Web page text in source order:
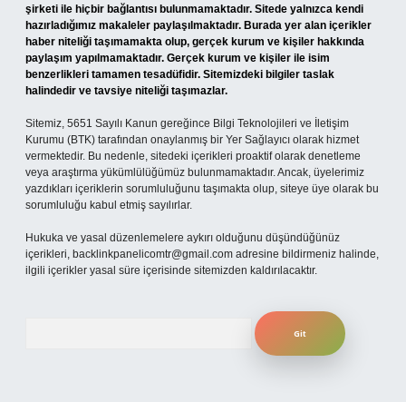
şirketi ile hiçbir bağlantısı bulunmamaktadır. Sitede yalnızca kendi
hazırladığımız makaleler paylaşılmaktadır. Burada yer alan içerikler
haber niteliği taşımamakta olup, gerçek kurum ve kişiler hakkında
paylaşım yapılmamaktadır. Gerçek kurum ve kişiler ile isim
benzerlikleri tamamen tesadüfidir. Sitemizdeki bilgiler taslak
halindedir ve tavsiye niteliği taşımazlar.
Sitemiz, 5651 Sayılı Kanun gereğince Bilgi Teknolojileri ve İletişim
Kurumu (BTK) tarafından onaylanmış bir Yer Sağlayıcı olarak hizmet
vermektedir. Bu nedenle, sitedeki içerikleri proaktif olarak denetleme
veya araştırma yükümlülüğümüz bulunmamaktadır. Ancak, üyelerimiz
yazdıkları içeriklerin sorumluluğunu taşımakta olup, siteye üye olarak bu
sorumluluğu kabul etmiş sayılırlar.
Hukuka ve yasal düzenlemelere aykırı olduğunu düşündüğünüz
içerikleri, backlinkpanelicomtr@gmail.com adresine bildirmeniz halinde,
ilgili içerikler yasal süre içerisinde sitemizden kaldırılacaktır.